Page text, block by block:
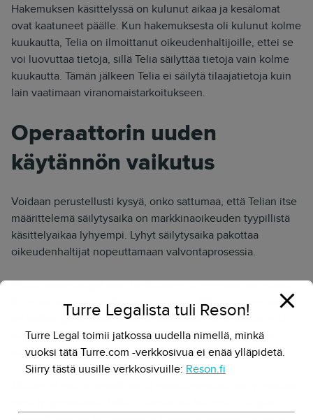
Hakemuksen käsittelyssä on kulunut aikaa ja kesälomat
ovat kaatuneet päälle. Kun hakemuksesta oli kulunut kolme
kuukautta, Telia on ilmoittanut oikeudenhaltijoille, ettei se
voi luovuttaa tietoja, sillä Telia säilyttää tietoja vain kolme
kuukautta. Tämän jälkeen Telia ei säilytä tilaajatietoja kuin
lain vaatimaan viranomaistarkoitukseen.
Operaattorin uuden
käytännön vaikutus
Voidaan perustellusti kysyä, onko sattumaa, että Telian itse
määrittelemä säilytysaika on markkinaoikeuden tyypillistä
käsittelyaikaa lyhyempi. Lyhyt säilytysaika pakottaa
oikeudenhaltijat nopeuttamaan valvontaprosessia.
Pitkät valvonta-ajat ovat herättäneet kirjeensaajissa närää.
Kirje voi saapua vuoden teon jälkeen. Tällöin kirjeen saajan
on vaikea puolustautua väitteitä vastaan tai selvittää mitä
oikeasti on tapahtunut. Kirjeen saapuminen nopeammin
olisi tämän vuoksi suotavaa.
Turre Legalista tuli Reson!
Turre Legal toimii jatkossa uudella nimellä, minkä
vuoksi tätä Turre.com -verkkosivua ei enää ylläpidetä.
Siirry tästä uusille verkkosivuille: Reson.fi